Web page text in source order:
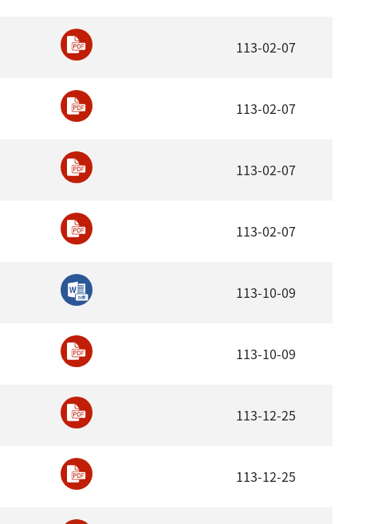
113-02-07
113-02-07
113-02-07
113-02-07
113-10-09
113-10-09
113-12-25
113-12-25